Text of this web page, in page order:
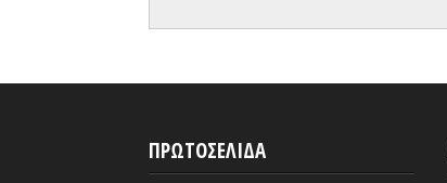
ΠΡΩΤΟΣΕΛΙΔΑ